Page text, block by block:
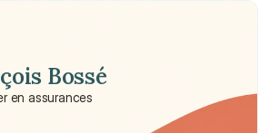
Bossé
en assurances